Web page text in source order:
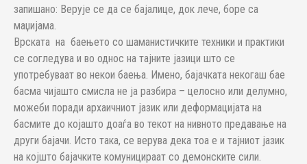
запишано: Верује се да се бајалице, док лече, боре са
маџијама.
Врската на баењето со шаманистичките техники и практики
се согледува и во однос на тајните јазици што се
употребуваат во некои баења. Имено, бајачката некогаш бае
басма чијашто смисла не ја разбира – целосно или делумно,
можеби поради архаичниот јазик или деформацијата на
басмите до којашто доаѓа во текот на нивното предавање на
други бајачи. Исто така, се верува дека тоа е и тајниот јазик
на којшто бајачките комуницираат со демонските сили.